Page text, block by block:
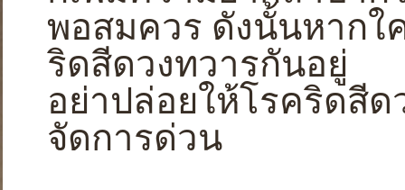
พอสมควร ดังนั้นหากใ
ริดสีดวงทวารกันอยู่
อย่าปล่อยให้โรคริดสีด
จัดการด่วน